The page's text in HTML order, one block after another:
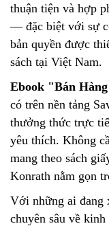
thuận tiện và hợp
— đặc biệt với sự
bản quyền được
sách tại Việt Nam.
Ebook "Bán
có trên nền tảng
thưởng thức trực
yêu thích. Không
mang theo sách
Konrath nằm gọn
Với những ai đang
chuyên sâu về